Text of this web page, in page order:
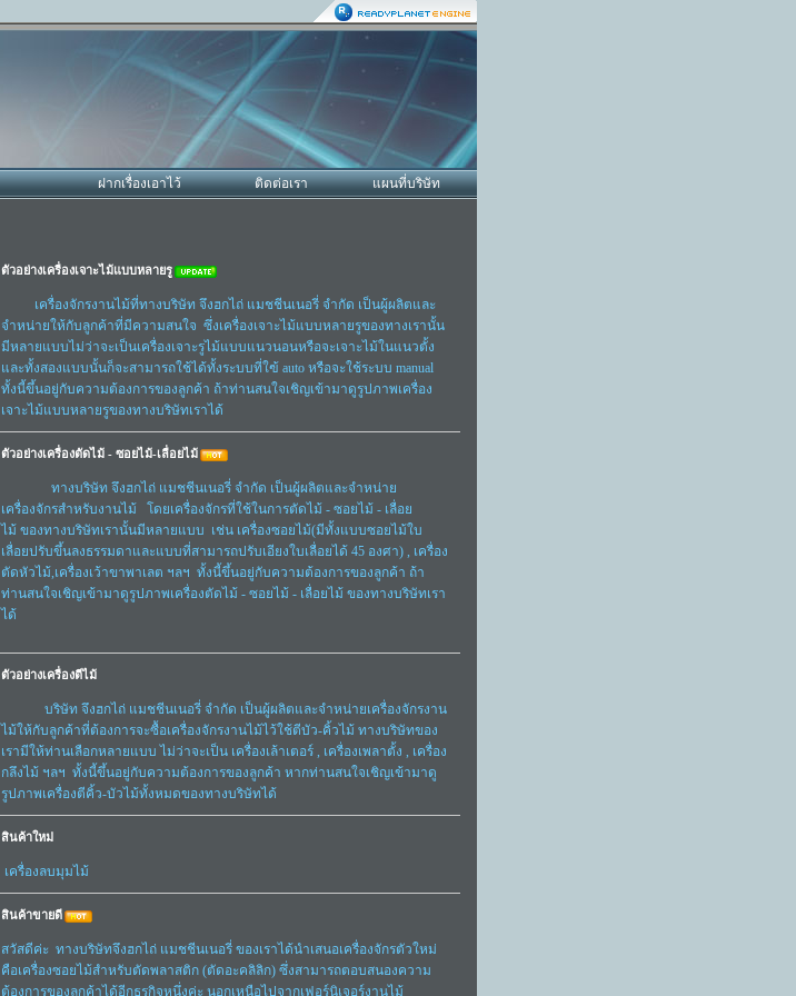
ฝากเรื่องเอาไว้ ติดต่อเรา แผนที่บริษัท
ตัวอย่างเครื่องเจาะไม้แบบหลายรู
เครื่องจักรงานไม้ที่ทางบริษัท จึงฮกไถ่ แมชชีนเนอรี่ จำกัด เป็นผู้ผลิตและ
จำหน่ายให้กับลูกค้าที่มีความสนใจ ซึ่งเครื่องเจาะไม้แบบหลายรูของทางเรานั้น
มีหลายแบบไม่ว่าจะเป็นเครื่องเจาะรูไม้แบบแนวนอนหรือจะเจาะไม้ในแนวตั้ง
และทั้งสองแบบนั้นก็จะสามารถใช้ได้ทั้งระบบที่ใฃ้ auto หรือจะใช้ระบบ manual
ทั้งนี้ขึ้นอยู่กับความต้องการของลูกค้า ถ้าท่านสนใจเชิญเข้ามาดูรูปภาพเครื่อง
เจาะไม้แบบหลายรูของทางบริษัทเราได้
ตัวอย่างเครื่องตัดไม้ - ซอยไม้-เลื่อยไม้
ทางบริษัท จึงฮกไถ่ แมชชีนเนอรี่ จำกัด เป็นผู้ผลิตและจำหน่าย
เครื่องจักรสำหรับงานไม้ โดยเครื่องจักรที่ใช้ในการตัดไม้ - ซอยไม้ - เลื่อย
ไม้ ของทางบริษัทเรานั้นมีหลายแบบ เช่น เครื่องซอยไม้(มีทั้งแบบซอยไม้ใบ
เลื่อยปรับขึ้นลงธรรมดาและแบบที่สามารถปรับเอียงใบเลื่อยได้ 45 องศา) , เครื่อง
ตัดหัวไม้,เครื่องเว้าขาพาเลต ฯลฯ ทั้งนี้ขึ้นอยู่กับความต้องการของลูกค้า ถ้า
ท่านสนใจเชิญเข้ามาดูรูปภาพเครื่องตัดไม้ - ซอยไม้ - เลื่อยไม้ ของทางบริษัทเรา
ได้
ตัวอย่างเครื่องตีไม้
บริษัท จึงฮกไถ่ แมชชีนเนอรี่ จำกัด เป็นผู้ผลิตและจำหน่ายเครื่องจักรงาน
ไม้ให้กับลูกค้าที่ต้องการจะซื้อเครื่องจักรงานไม้ไว้ใช้ตีบัว-คิ้วไม้ ทางบริษัทของ
เรามีให้ท่านเลือกหลายแบบ ไม่ว่าจะเป็น เครื่องเล้าเตอร์ , เครื่องเพลาตั้ง , เครื่อง
กลึงไม้ ฯลฯ ทั้งนี้ขึ้นอยู่กับความต้องการของลูกค้า หากท่านสนใจเชิญเข้ามาดู
รูปภาพเครื่องตีคิ้ว-บัวไม้ทั้งหมดของทางบริษัทได้
สินค้าใหม่
เครื่องลบมุมไม้
สินค้าขายดี
สวัสดีค่ะ ทางบริษัทจึงฮกไถ่ แมชชีนเนอรี่ ของเราได้นำเสนอเครื่องจักรตัวใหม่
คือเครื่องซอยไม้สำหรับตัดพลาสติก (ตัดอะคลิลิก) ซึ่งสามารถตอบสนองความ
ต้องการของลูกค้าได้อีกธุรกิจหนึ่งค่ะ นอกเหนือไปจากเฟอร์นิเจอร์งานไม้